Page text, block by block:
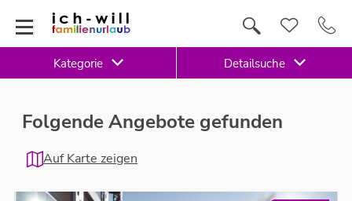
Kategorie Detailsuche
Folgende Angebote gefunden
Auf Karte zeigen